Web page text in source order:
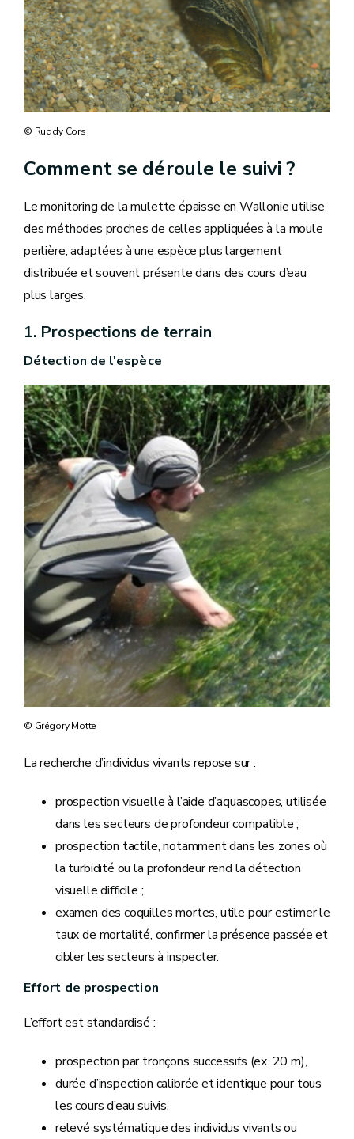
© Ruddy Cors
Comment se déroule le suivi ?
Le monitoring de la mulette épaisse en Wallonie utilise
des méthodes proches de celles appliquées à la moule
perlière, adaptées à une espèce plus largement
distribuée et souvent présente dans des cours d’eau
plus larges.
1. Prospections de terrain
Détection de l'espèce
© Grégory Motte
La recherche d’individus vivants repose sur :
prospection visuelle à l’aide d’aquascopes, utilisée
dans les secteurs de profondeur compatible ;
prospection tactile, notamment dans les zones où
la turbidité ou la profondeur rend la détection
visuelle difficile ;
examen des coquilles mortes, utile pour estimer le
taux de mortalité, confirmer la présence passée et
cibler les secteurs à inspecter.
Effort de prospection
L’effort est standardisé :
prospection par tronçons successifs (ex. 20 m),
durée d’inspection calibrée et identique pour tous
les cours d’eau suivis,
relevé systématique des individus vivants ou